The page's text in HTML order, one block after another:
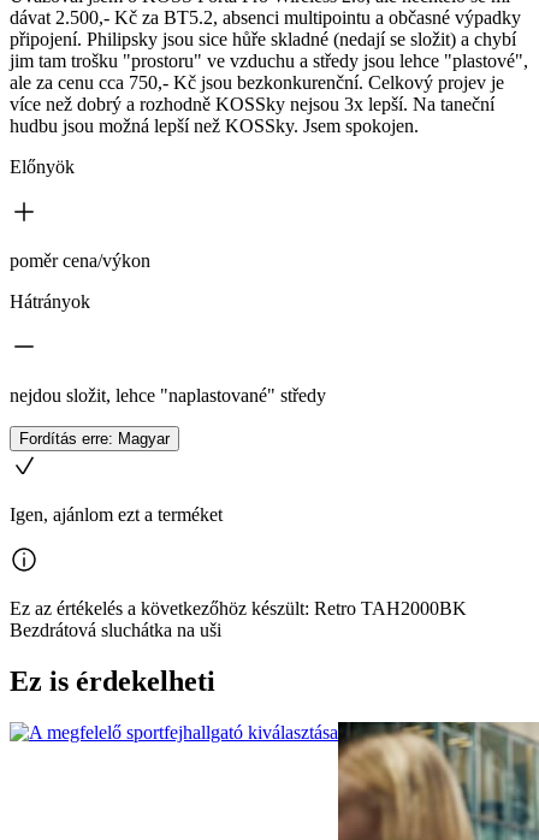
dávat 2.500,- Kč za BT5.2, absenci multipointu a občasné výpadky
připojení. Philipsky jsou sice hůře skladné (nedají se složit) a chybí
jim tam trošku "prostoru" ve vzduchu a středy jsou lehce "plastové",
ale za cenu cca 750,- Kč jsou bezkonkurenční. Celkový projev je
více než dobrý a rozhodně KOSSky nejsou 3x lepší. Na taneční
hudbu jsou možná lepší než KOSSky. Jsem spokojen.
Előnyök
poměr cena/výkon
Hátrányok
nejdou složit, lehce "naplastované" středy
Fordítás erre: Magyar
Igen, ajánlom ezt a terméket
Ez az értékelés a következőhöz készült: Retro TAH2000BK
Bezdrátová sluchátka na uši
Ez is érdekelheti